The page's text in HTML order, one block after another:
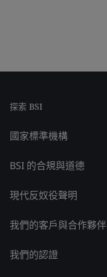
探索 BSI
國家標準機構
BSI 的合規與道德
現代反奴役聲明
我們的客戶與合作夥伴
我們的認證